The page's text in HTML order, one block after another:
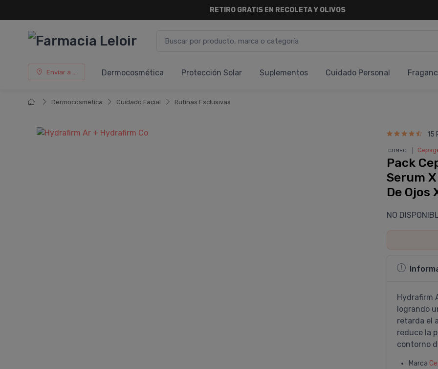
RETIRO GRATISEN RECOLETA Y OLIVOS
Enviar a ... Dermocosmética Protección Solar Suplementos Cuidado Personal
Dermocosmética Cuidado Facial Rutinas Exclusivas
15
COMBO
Pack
Serum
De Ojos
NO
Hydrafirm
logrando
retarda el
reduce la
contorno
Marca